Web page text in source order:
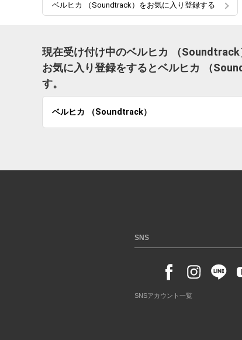
ベルヒカ （Soundtrack）をお気に入り登録する
現在受け付け中のベルヒカ （Soundtrack
お気に入り登録をするとベルヒカ （
す。
ベルヒカ （Soundtrack）
SNS
SNSアカウント一覧